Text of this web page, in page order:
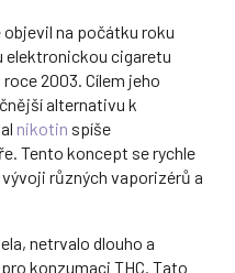
na počátku roku
elektronickou cigaretu
2003. Cílem jeho
alternativu k
nikotin spíše
Tento koncept se rychle
různých vaporizérů a
netrvalo dlouho a
konzumaci THC. Tato